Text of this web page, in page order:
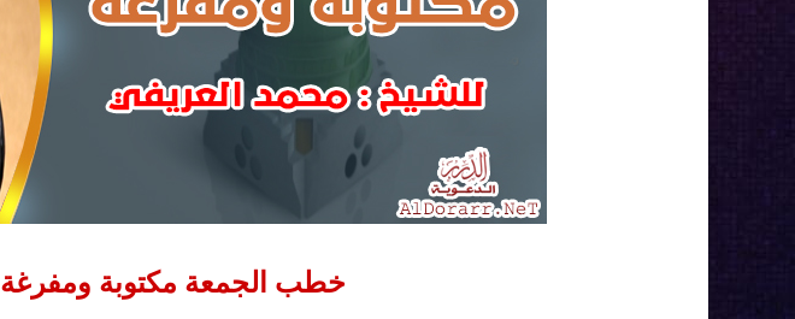
خطب الجمعة مكتوبة ومفرغة